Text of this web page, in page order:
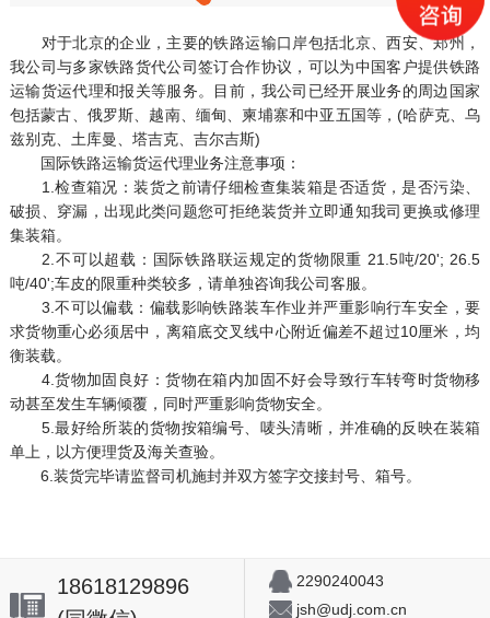
对于北京的企业，主要的铁路运输口岸包括北京、西安、郑州，
我公司与多家铁路货代公司签订合作协议，可以为中国客户提供铁路
运输货运代理和报关等服务。目前，我公司已经开展业务的周边国家
包括蒙古、俄罗斯、越南、缅甸、柬埔寨和中亚五国等，(哈萨克、乌
兹别克、土库曼、塔吉克、吉尔吉斯)
国际铁路运输货运代理业务注意事项：
1.检查箱况：装货之前请仔细检查集装箱是否适货，是否污染、
破损、穿漏，出现此类问题您可拒绝装货并立即通知我司更换或修理
集装箱。
2.不可以超载：国际铁路联运规定的货物限重 21.5吨/20'; 26.5
吨/40';车皮的限重种类较多，请单独咨询我公司客服。
3.不可以偏载：偏载影响铁路装车作业并严重影响行车安全，要
求货物重心必须居中，离箱底交叉线中心附近偏差不超过10厘米，均
衡装载。
4.货物加固良好：货物在箱内加固不好会导致行车转弯时货物移
动甚至发生车辆倾覆，同时严重影响货物安全。
5.最好给所装的货物按箱编号、唛头清晰，并准确的反映在装箱
单上，以方便理货及海关查验。
6.装货完毕请监督司机施封并双方签字交接封号、箱号。
18618129896
2290240043
jsh@udj.com.cn